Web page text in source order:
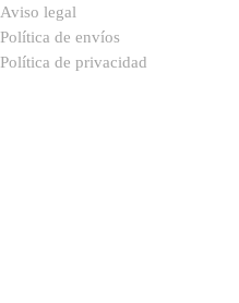
Aviso legal
Política de envíos
Política de privacidad